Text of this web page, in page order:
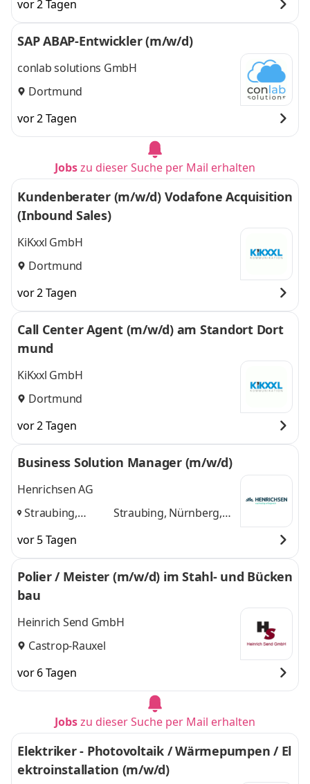
vor 2 Tagen
SAP ABAP-Entwickler (m/w/d)
conlab solutions GmbH
Dortmund
vor 2 Tagen
Jobszu dieser Suche per Mail erhalten
Kundenberater (m/w/d) Vodafone Acquisition
(Inbound Sales)
KiKxxl GmbH
Dortmund
vor 2 Tagen
Call Center Agent (m/w/d) am Standort Dort
mund
KiKxxl GmbH
Dortmund
vor 2 Tagen
Business Solution Manager (m/w/d)
Henrichsen AG
Straubing,
Dortmund
Straubing, Nürnberg,
vor 5 Tagen
Polier / Meister (m/w/d) im Stahl- und Bücken
bau
Heinrich Send GmbH
Castrop-Rauxel
vor 6 Tagen
Jobszu dieser Suche per Mail erhalten
Elektriker - Photovoltaik / Wärmepumpen / El
ektroinstallation (m/w/d)